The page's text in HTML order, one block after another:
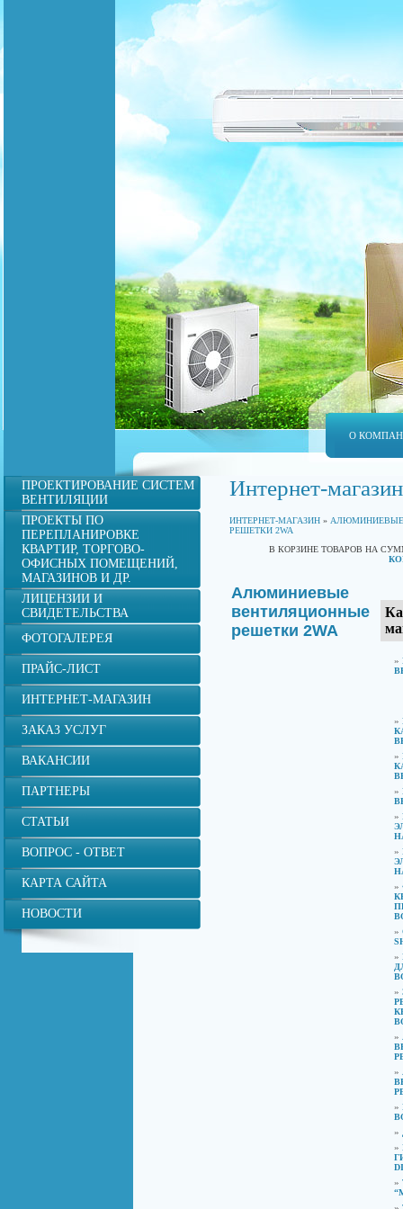
О
ПРОЕКТИРОВАНИЕ СИСТЕМ
ВЕНТИЛЯЦИИ
ПРОЕКТЫ ПО
ПЕРЕПЛАНИРОВКЕ
КВАРТИР, ТОРГОВО-
ОФИСНЫХ ПОМЕЩЕНИЙ,
МАГАЗИНОВ И ДР.
ЛИЦЕНЗИИ И
СВИДЕТЕЛЬСТВА
ФОТОГАЛЕРЕЯ
ПРАЙС-ЛИСТ
ИНТЕРНЕТ-МАГАЗИН
ЗАКАЗ УСЛУГ
ВАКАНСИИ
ПАРТНЕРЫ
СТАТЬИ
ВОПРОС - ОТВЕТ
КАРТА САЙТА
НОВОСТИ
Интернет-магазин
ИНТЕРНЕТ-МАГАЗИН »
РЕШЕТКИ 2WA
В КОРЗИНЕ ТОВАРОВ НА
Алюминиевые
вентиляционные
решетки 2WA
»
»
»
»
»
»
»
»
»
»
»
»
»
»
»
»